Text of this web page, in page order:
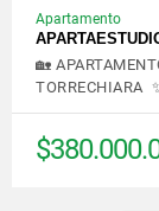
Apartamento
🏡
TORRECHIARA